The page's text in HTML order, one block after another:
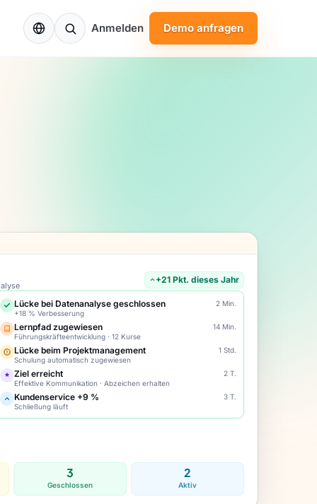
DE Anmelden Demo anfragen
+21 Pkt. dieses Jahr
Lücke bei Datenanalyse geschlossen
+18 % Verbesserung
2 Min.
Lernpfad zugewiesen
Führungskräfteentwicklung · 12 Kurse
14 Min.
Lücke beim Projektmanagement
Schulung automatisch zugewiesen
1 Std.
Ziel erreicht
Effektive Kommunikation · Abzeichen erhalten
2 T.
Kundenservice +9 %
Schließung läuft
3 T.
3
Geschlossen
2
Aktiv